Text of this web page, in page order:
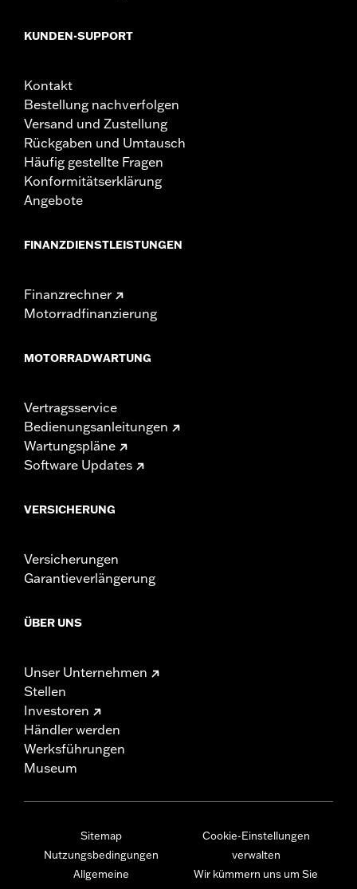
KUNDEN-SUPPORT
Kontakt
Bestellung nachverfolgen
Versand und Zustellung
Rückgaben und Umtausch
Häufig gestellte Fragen
Konformitätserklärung
Angebote
FINANZDIENSTLEISTUNGEN
Finanzrechner
Motorradfinanzierung
MOTORRADWARTUNG
Vertragsservice
Bedienungsanleitungen
Wartungspläne
Software Updates
VERSICHERUNG
Versicherungen
Garantieverlängerung
ÜBER UNS
Unser Unternehmen
Stellen
Investoren
Händler werden
Werksführungen
Museum
Sitemap
Nutzungsbedingungen
Allgemeine
Cookie-Einstellungen
verwalten
Wir kümmern uns um Sie